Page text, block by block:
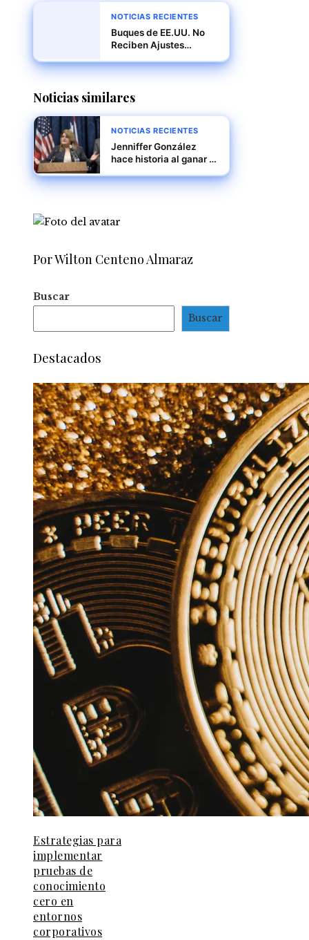
NOTICIAS RECIENTES
Buques de EE.UU. No
Reciben Ajustes
ACP
Noticias similares
NOTICIAS RECIENTES
Jenniffer González
hace historia al ganar la
Rico en unas
Por Wilton Centeno Almaraz
Buscar
Buscar
Destacados
Estrategias para
implementar
pruebas de
conocimiento
cero en
entornos
corporativos